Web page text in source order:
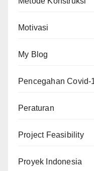
Motivasi
My Blog
Pencegahan Covid-
Peraturan
Project Feasibility
Proyek Indonesia